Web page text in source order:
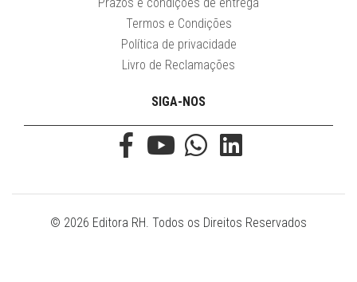
Termos e Condições
Política de privacidade
Livro de Reclamações
SIGA-NOS
© 2026 Editora RH. Todos os Direitos Reservados